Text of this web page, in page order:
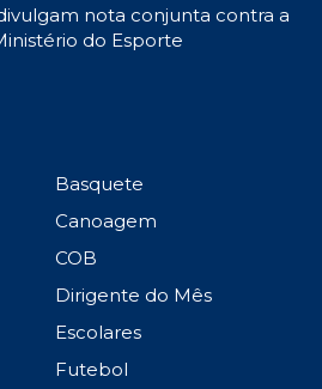
nota conjunta contra a
do Esporte
Basquete
Canoagem
COB
Dirigente do Mês
Escolares
Futebol